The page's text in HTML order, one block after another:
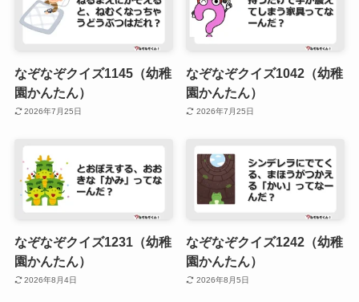
なぞなぞクイズ1145（幼稚
園かんたん）
2026年7月25日
なぞなぞクイズ1042（幼稚
園かんたん）
2026年7月25日
なぞなぞクイズ1231（幼稚
園かんたん）
2026年8月4日
なぞなぞクイズ1242（幼稚
園かんたん）
2026年8月5日